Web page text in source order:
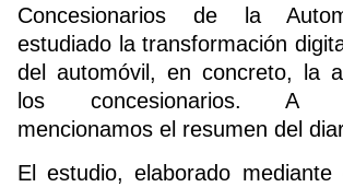
Concesionarios de la
estudiado la transformación
del automóvil, en concreto, la
los concesionarios. A
mencionamos el resumen del
El estudio, elaborado mediante